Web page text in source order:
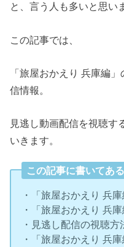
と、言う人も多いと思い
この記事では、
「旅屋おかえり 兵庫編
信情報。
見逃し動画配信を視聴す
いきます。
この記事に書いてあ
・「旅屋おかえり 兵
・「旅屋おかえり 兵
・見逃し配信の視聴方
・「旅屋おかえり 兵